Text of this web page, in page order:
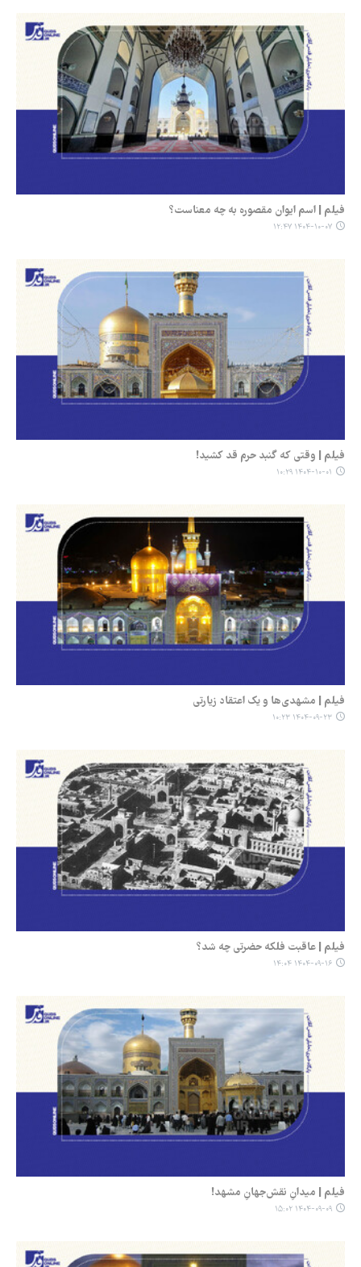
فیلم | اسم ایوان مقصوره به چه معناست؟
۱۴۰۴-۱۰-۰۷ ۱۲:۴۷
فیلم | وقتی که گنبد حرم‌ قد کشید!
۱۴۰۴-۱۰-۰۱ ۱۰:۲۹
فیلم | مشهدی‌ها و یک اعتقاد زیارتی
۱۴۰۴-۰۹-۲۳ ۱۰:۲۳
فیلم | عاقبت فلکه حضرتی چه شد؟
۱۴۰۴-۰۹-۱۶ ۱۴:۰۴
فیلم | میدانِ نقش‌جهانِ مشهد!
۱۴۰۴-۰۹-۰۹ ۱۵:۰۲